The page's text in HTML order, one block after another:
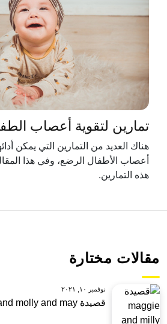
تمارين لتقوية أعصاب
هناك العديد من التمارين التي يمكن
أعصاب الأطفال الرضع، وفي هذا
هذه التمارين.
مقالات مختارة
نوفمبر ١٠, ٢٠٢١
قصيدة maggie and milly and molly and may